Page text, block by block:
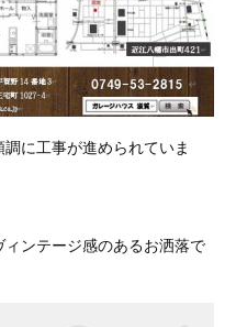
に工事が進められていま
ンテージ感のあるお洒落で